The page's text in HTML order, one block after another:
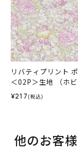
リバティプリント
＜02P＞生地 （ホ
ビーレオリジナル）
¥217 (税込)
他のお客